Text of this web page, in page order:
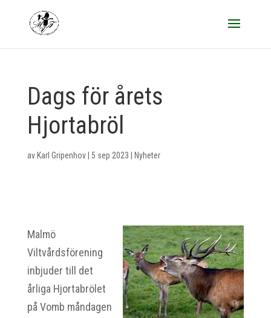
Dags för årets
Hjortabröl
av Karl Gripenhov| 5 sep 2023 Nyheter
Malmö
Viltvårdsförening
inbjuder till det
årliga Hjortabrölet
på Vomb måndagen